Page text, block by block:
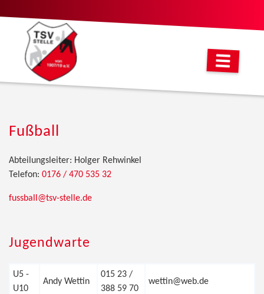
Fußball
Abteilungsleiter: Holger Rehwinkel
Telefon: 0176 / 470 535 32
fussball@tsv-stelle.de
Jugendwarte
U5 -
U10
Andy Wettin
015 23 /
388 59 70
wettin@web.de